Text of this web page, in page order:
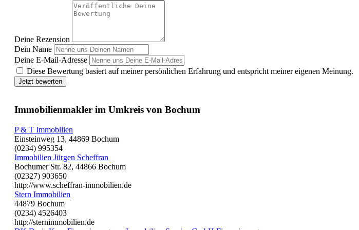
Deine Rezension
Dein Name
Deine E-Mail-Adresse
Diese Bewertung basiert auf meiner persönlichen Erfahrung und entspricht meiner eigenen Meinung.
Jetzt bewerten
Immobilienmakler im Umkreis von Bochum
P & T Immobilien
Einsteinweg 13, 44869 Bochum
(0234) 995354
Immobilien Jürgen Scheffran
Bochumer Str. 82, 44866 Bochum
(02327) 903650
http://www.scheffran-immobilien.de
Stern Immobilien
44879 Bochum
(0234) 4526403
http://sternimmobilien.de